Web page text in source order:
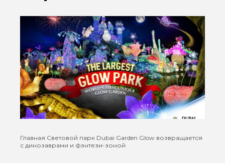
Главная Световой парк Dubai Garden Glow возвращается
с динозаврами и фэнтези-зоной